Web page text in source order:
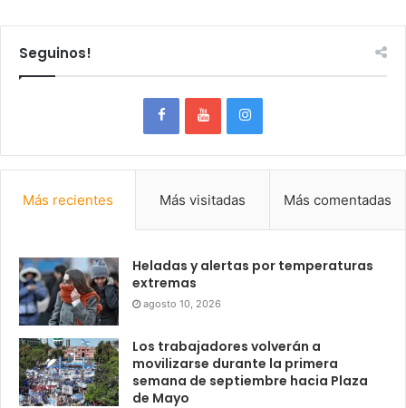
Seguinos!
Más recientes Más visitadas Más comentadas
Heladas y alertas por temperaturas
extremas
agosto 10, 2026
Los trabajadores volverán a
movilizarse durante la primera
semana de septiembre hacia Plaza
de Mayo